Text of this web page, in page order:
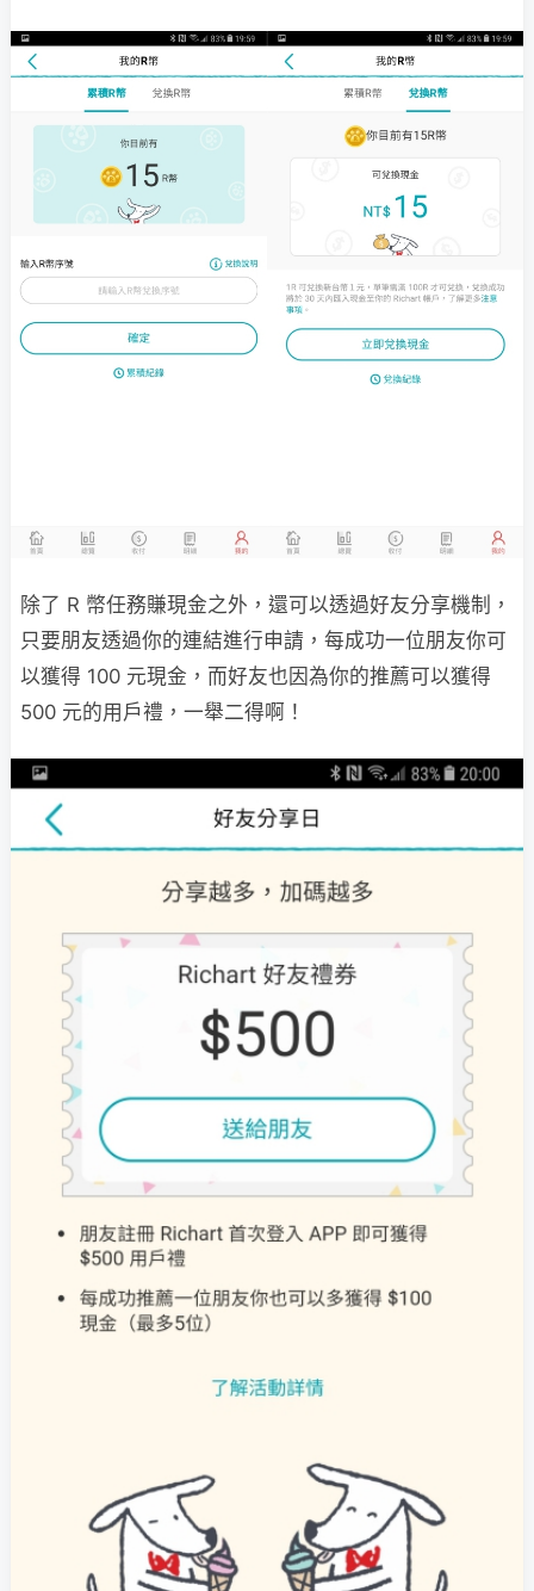
除了 R 幣任務賺現金之外，還可以透過好友分享機制，
只要朋友透過你的連結進行申請，每成功一位朋友你可
以獲得 100 元現金，而好友也因為你的推薦可以獲得
500 元的用戶禮，一舉二得啊！